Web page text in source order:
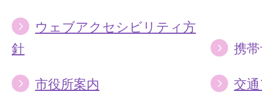
ウェブアクセシビリティ方
針
携
市役所案内 交